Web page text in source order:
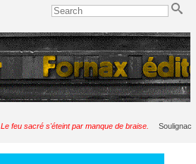
Le feu sacré s'éteint par manque de braise. Soulignac